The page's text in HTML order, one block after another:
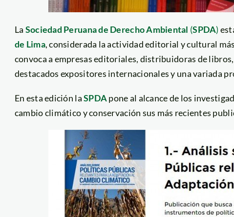
La Sociedad Peruana de Derecho Ambiental (SPDA)
de Lima, considerada la actividad editorial y cultural
convoca a empresas editoriales, distribuidoras de
destacados expositores internacionales y una variada
En esta edición laSPDApone al alcance de los
cambio climático y conservación sus más recientes